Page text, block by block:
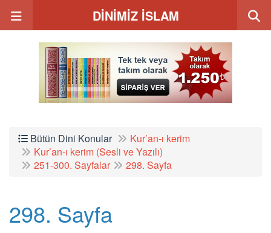
DİNİMİZ İSLAM
Bütün Dini Konular
Kur’an-ı kerim
Kur’an-ı kerim (Sesli ve Yazılı)
251-300. Sayfalar
298. Sayfa
298. Sayfa